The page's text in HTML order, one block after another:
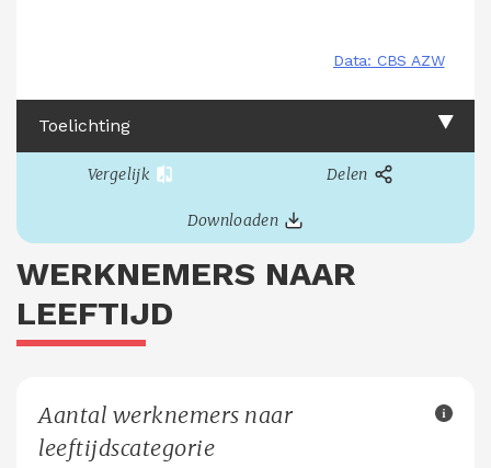
Toelichting
Vergelijk Delen
Downloaden
WERKNEMERS NAAR
LEEFTIJD
Aantal werknemers naar
leeftijdscategorie